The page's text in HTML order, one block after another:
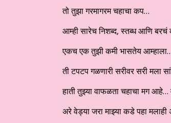
तो तुझा गरमागरम चहाचा कप…
आम्ही सारेच निशब्द, स्तब्ध आणि बरचं
एकच एक तुझी कमी भासतेय
ती टपटप गळणारी सरीवर सरी
हाती तुझ्या वाफळता चहाचा मग
अरे वेड्या जरा माझ्या कडे पहा मलाही